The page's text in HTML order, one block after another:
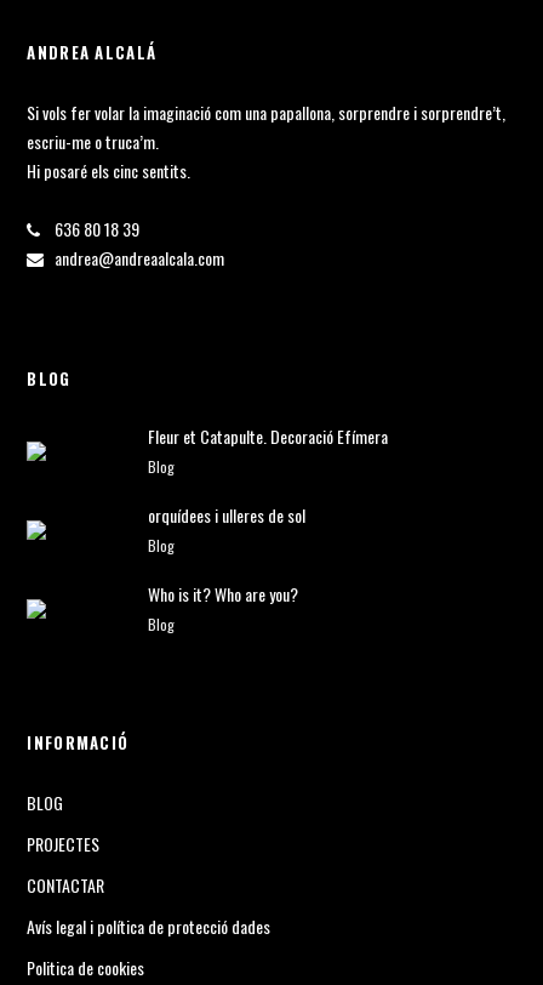
ANDREA ALCALÁ
Si vols fer volar la imaginació com una papallona, sorprendre i sorprendre’t,
escriu-me o truca’m.
Hi posaré els cinc sentits.
636 80 18 39
andrea@andreaalcala.com
BLOG
Fleur et Catapulte. Decoració Efímera
Blog
orquídees i ulleres de sol
Blog
Who is it? Who are you?
Blog
INFORMACIÓ
BLOG
PROJECTES
CONTACTAR
Avís legal i política de protecció dades
Politica de cookies